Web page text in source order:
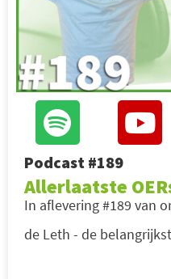
Podcast #189
Allerlaatste
In aflevering #189 van
de Leth - de